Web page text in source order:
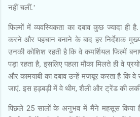
नहीं चलीं.’
फिल्मों में व्यवस्यिकता का दबाव कुछ ज्यादा ही
करने और पहचान बनाने के बाद हर निर्देशक
उनकी कोशिश रहती है कि वे कमर्शियल फिल्में
पड़ा रहता है, इसलिए पहला मौका मिलते ही वे
और कामयाबी का दबाव उन्हें मजबूर करता है कि वे
जाएं. इस हड़बड़ी में वे थीम, शैली और ट्रेंड की
पिछले 25 सालों के अनुभव में मैंने महसूस किया है